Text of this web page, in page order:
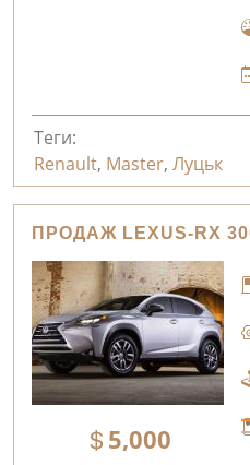
Теги:
Renault, Master, Луцьк
ПРОДАЖ LEXUS-RX
5,000